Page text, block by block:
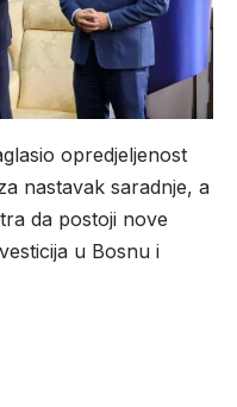
opredjeljenost
nastavak saradnje, a
da postoji nove
u Bosnu i